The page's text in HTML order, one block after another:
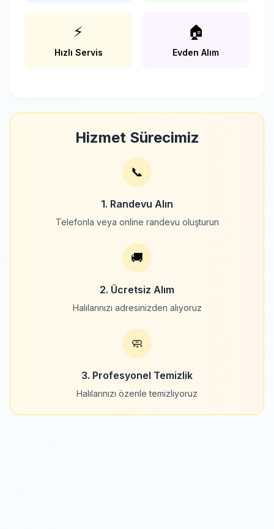
⚡
Hızlı Servis
🏠
Evden Alım
Hizmet Sürecimiz
📞
1. Randevu Alın
Telefonla veya online randevu oluşturun
🚚
2. Ücretsiz Alım
Halılarınızı adresinizden alıyoruz
🧼
3. Profesyonel Temizlik
Halılarınızı özenle temizliyoruz